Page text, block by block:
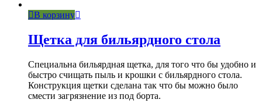
В корзину
Щетка для бильярдного стола
Специальна бильярдная щетка, для того что бы удобно и
быстро счищать пыль и крошки с бильярдного стола.
Конструкция щетки сделана так что бы можно было
смести загрязнение из под борта.